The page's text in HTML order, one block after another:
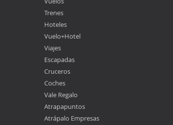
Trenes
Hoteles
Vuelo+Hotel
Viajes
Escapadas
Cruceros
Coches
Vale Regalo
Atrapapuntos
Atrápalo Empresas